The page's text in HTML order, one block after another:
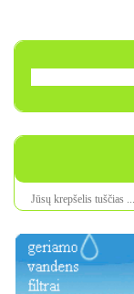
Jūsų krepšelis tuščias ...